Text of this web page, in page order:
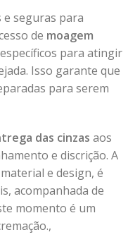
e seguras para
de moagem
para atingir
Isso garante que
para serem
das cinzas aos
e discrição. A
e design, é
acompanhada de
momento é um